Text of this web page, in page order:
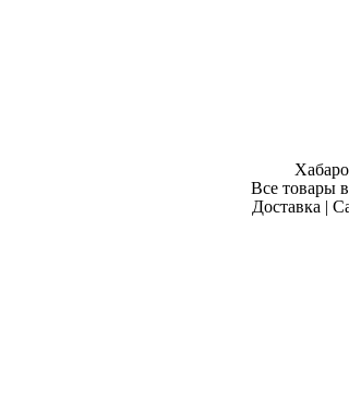
Все товары
Доставка |